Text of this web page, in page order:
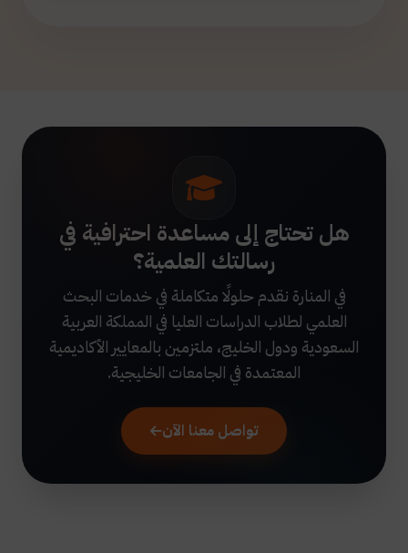
هل تحتاج إلى مساعدة احترافية في
رسالتك العلمية؟
في المنارة نقدم حلولًا متكاملة في خدمات البحث
العلمي لطلاب الدراسات العليا في المملكة العربية
السعودية ودول الخليج، ملتزمين بالمعايير الأكاديمية
المعتمدة في الجامعات الخليجية.
تواصل معنا الآن